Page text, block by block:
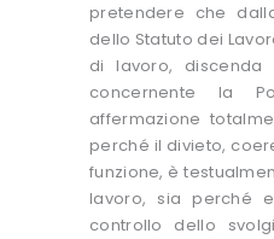
pretendere che
dello Statuto dei
di lavoro, discenda
concernente la
affermazione
perché il divieto,
funzione, è
lavoro, sia perché
controllo dello